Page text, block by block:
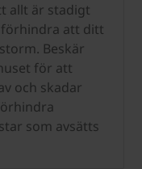
allt är stadigt
att ditt
Beskär
för att
och skadar
som avsätts